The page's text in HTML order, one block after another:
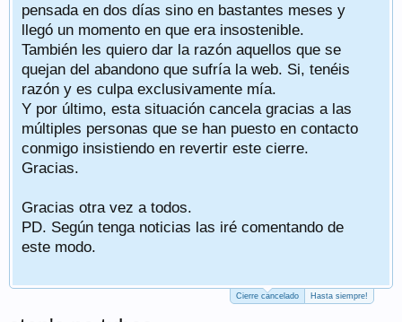
pensada en dos días sino en bastantes meses y
llegó un momento en que era insostenible.
También les quiero dar la razón aquellos que se
quejan del abandono que sufría la web. Si, tenéis
razón y es culpa exclusivamente mía.
Y por último, esta situación cancela gracias a las
múltiples personas que se han puesto en contacto
conmigo insistiendo en revertir este cierre.
Gracias.
Gracias otra vez a todos.
PD. Según tenga noticias las iré comentando de
este modo.
Cierre cancelado Hasta siempre!